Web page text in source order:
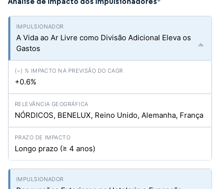
A Vida ao Ar Livre como Divisão Adicional Eleva os
Gastos
+0.6%
NÓRDICOS, BENELUX, Reino Unido, Alemanha, França
Longo prazo (≥ 4 anos)